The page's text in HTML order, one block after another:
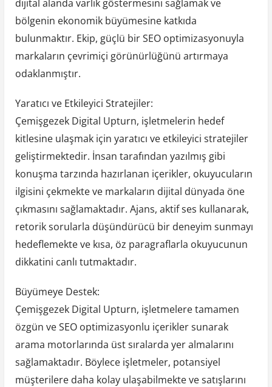
dijital alanda varlık göstermesini sağlamak ve
bölgenin ekonomik büyümesine katkıda
bulunmaktır. Ekip, güçlü bir SEO optimizasyonuyla
markaların çevrimiçi görünürlüğünü artırmaya
odaklanmıştır.
Yaratıcı ve Etkileyici Stratejiler:
Çemişgezek Digital Upturn, işletmelerin hedef
kitlesine ulaşmak için yaratıcı ve etkileyici stratejiler
geliştirmektedir. İnsan tarafından yazılmış gibi
konuşma tarzında hazırlanan içerikler, okuyucuların
ilgisini çekmekte ve markaların dijital dünyada öne
çıkmasını sağlamaktadır. Ajans, aktif ses kullanarak,
retorik sorularla düşündürücü bir deneyim sunmayı
hedeflemekte ve kısa, öz paragraflarla okuyucunun
dikkatini canlı tutmaktadır.
Büyümeye Destek:
Çemişgezek Digital Upturn, işletmelere tamamen
özgün ve SEO optimizasyonlu içerikler sunarak
arama motorlarında üst sıralarda yer almalarını
sağlamaktadır. Böylece işletmeler, potansiyel
müşterilere daha kolay ulaşabilmekte ve satışlarını